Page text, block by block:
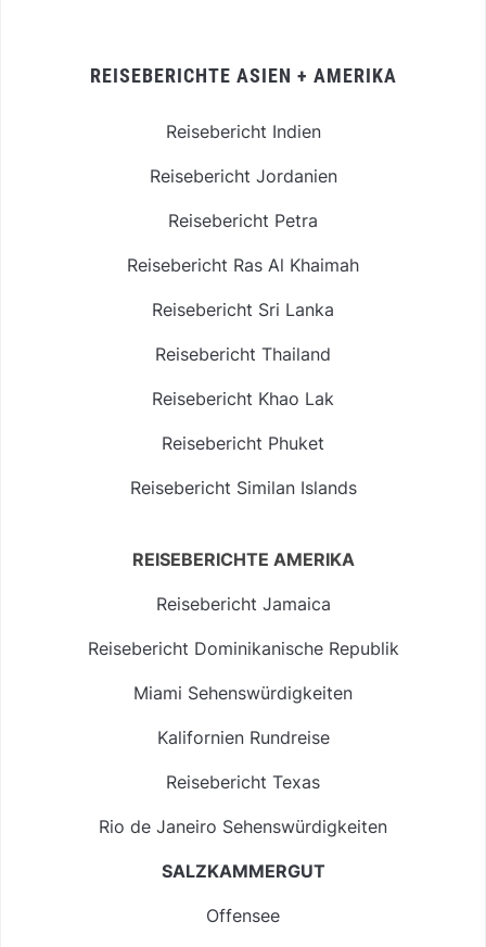
REISEBERICHTE ASIEN + AMERIKA
Reisebericht Indien
Reisebericht Jordanien
Reisebericht Petra
Reisebericht Ras Al Khaimah
Reisebericht Sri Lanka
Reisebericht Thailand
Reisebericht Khao Lak
Reisebericht Phuket
Reisebericht Similan Islands
REISEBERICHTE AMERIKA
Reisebericht Jamaica
Reisebericht Dominikanische Republik
Miami Sehenswürdigkeiten
Kalifornien Rundreise
Reisebericht Texas
Rio de Janeiro Sehenswürdigkeiten
SALZKAMMERGUT
Offensee